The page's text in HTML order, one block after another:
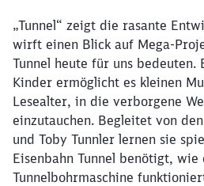
„Tunnel“ zeigt die rasante
wirft einen Blick auf Mega-
Tunnel heute für uns bedeuten.
Kinder ermöglicht es kleinen
Lesealter, in die verborgene
einzutauchen. Begleitet von
und Toby Tunnler lernen sie
Eisenbahn Tunnel benötigt, wie
Tunnelbohrmaschine